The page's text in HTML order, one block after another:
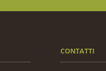
CONTATTI